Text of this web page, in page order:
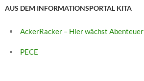
AUS DEM INFORMATIONSPORTAL KITA
AckerRacker – Hier wächst Abenteuer
PECE